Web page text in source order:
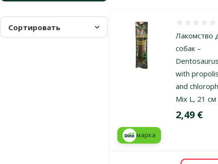
Сортировать
Лакомство
собак –
with
and
Mix L, 21 см
Цена
2,49 €
марка